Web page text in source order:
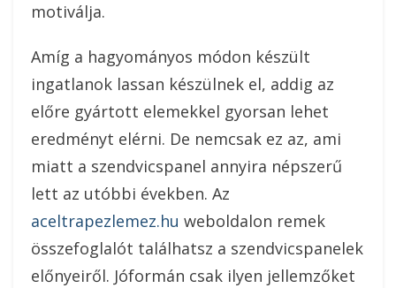
motiválja.
Amíg a hagyományos módon készült
ingatlanok lassan készülnek el, addig az
előre gyártott elemekkel gyorsan lehet
eredményt elérni. De nemcsak ez az, ami
miatt a szendvicspanel annyira népszerű
lett az utóbbi években. Az
aceltrapezlemez.hu weboldalon remek
összefoglalót találhatsz a szendvicspanelek
előnyeiről. Jóformán csak ilyen jellemzőket